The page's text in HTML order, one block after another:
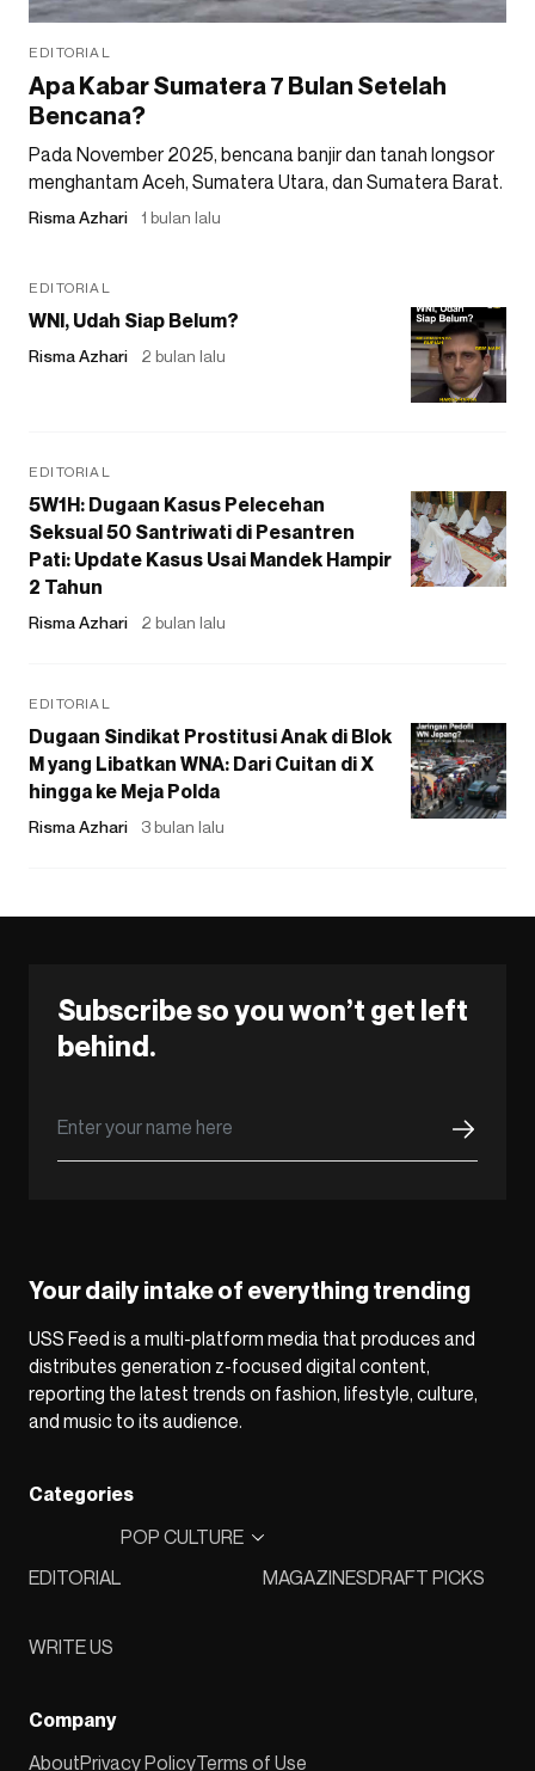
EDITORIAL
Apa Kabar Sumatera 7 Bulan Setelah
Bencana?
Pada November 2025, bencana banjir dan tanah longsor
menghantam Aceh, Sumatera Utara, dan Sumatera Barat.
Risma Azhari 1 bulan lalu
EDITORIAL
WNI, Udah Siap Belum?
Risma Azhari 2 bulan lalu
EDITORIAL
5W1H: Dugaan Kasus Pelecehan
Seksual 50 Santriwati di Pesantren
Pati: Update Kasus Usai Mandek Hampir
2 Tahun
Risma Azhari 2 bulan lalu
EDITORIAL
Dugaan Sindikat Prostitusi Anak di Blok
M yang Libatkan WNA: Dari Cuitan di X
hingga ke Meja Polda
Risma Azhari 3 bulan lalu
Subscribe so you won’t get left
behind.
Your daily intake of everything trending
USS Feed is a multi-platform media that produces and
distributes generation z-focused digital content,
reporting the latest trends on fashion, lifestyle, culture,
and music to its audience.
Categories
EDITORIAL
POP CULTURE
MAGAZINESDRAFT PICKS
WRITE US
Company
AboutPrivacy PolicyTerms of Use